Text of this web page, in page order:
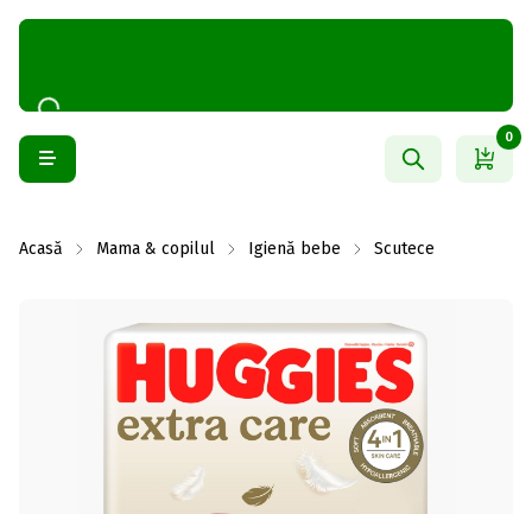
0
Acasă Mama & copilul Igienă bebe Scutece